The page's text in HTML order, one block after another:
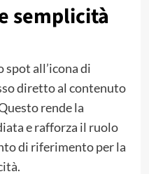
semplicità
spot all’icona di
diretto al contenuto
rende la
e rafforza il ruolo
di riferimento per la